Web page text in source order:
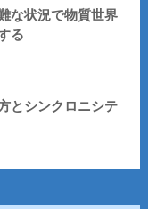
な状況で物質世界
る
とシンクロニシテ